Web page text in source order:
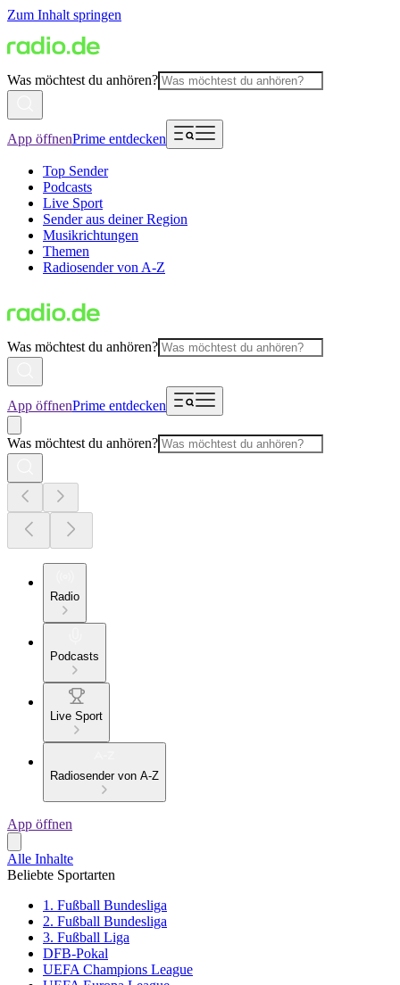
Zum Inhalt springen
Was möchtest du anhören?
App öffnenPrime entdecken
Top Sender
Podcasts
Live Sport
Sender aus deiner Region
Musikrichtungen
Themen
Radiosender von A-Z
Was möchtest du anhören?
App öffnenPrime entdecken
Was möchtest du anhören?
Radio
Podcasts
Live Sport
Radiosender von A-Z
App öffnen
Alle Inhalte
Beliebte Sportarten
1. Fußball Bundesliga
2. Fußball Bundesliga
3. Fußball Liga
DFB-Pokal
UEFA Champions League